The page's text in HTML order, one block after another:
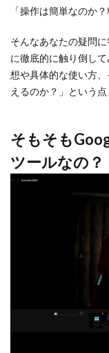
「操作は簡単なのか？
そんなあなたの疑問
に徹底的に触り倒し
想や具体的な使い方
えるのか？」という
そもそも
ツールなの？